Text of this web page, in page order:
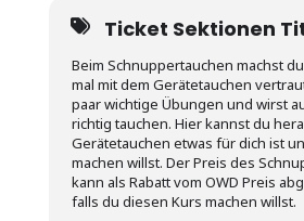
Ticket Sektionen
Beim Schnuppertauchen machst
mal mit dem Gerätetauchen
paar wichtige Übungen und wirst
richtig tauchen. Hier kannst du
Gerätetauchen etwas für dich ist
machen willst. Der Preis des
kann als Rabatt vom OWD Preis
falls du diesen Kurs machen willst.